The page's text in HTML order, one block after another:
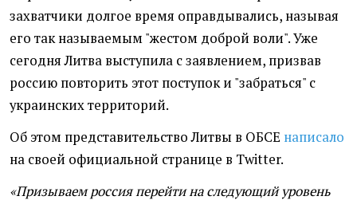
захватчики долгое время оправдывались, называя
его так называемым "жестом доброй воли". Уже
сегодня Литва выступила с заявлением, призвав
россию повторить этот поступок и "забраться" с
украинских территорий.
Об этом представительство Литвы в ОБСЕ написало
на своей официальной странице в Twitter.
«Призываем россия перейти на следующий уровень